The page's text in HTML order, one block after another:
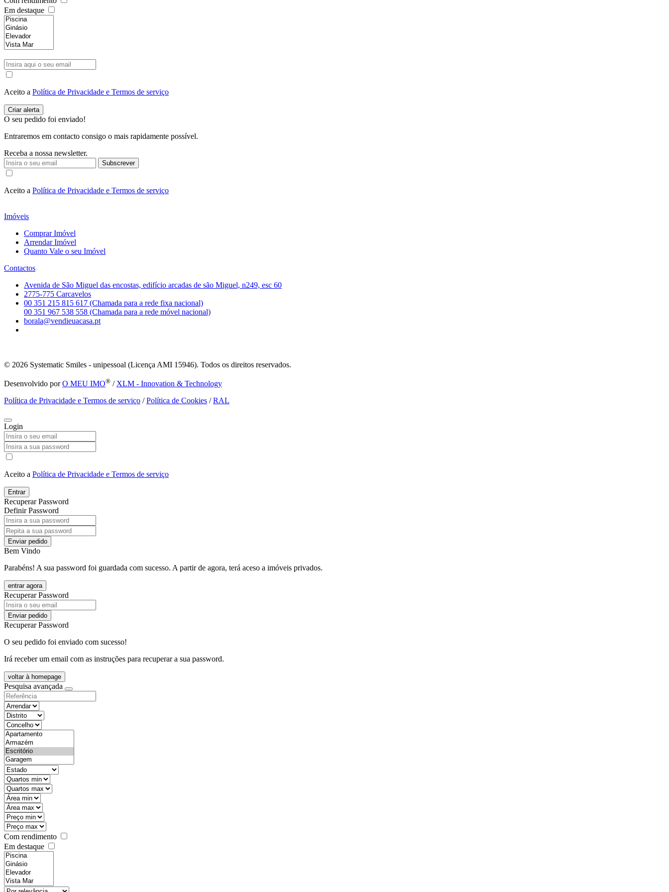
Em destaque
Aceito a Política de Privacidade e Termos de serviço
O seu pedido foi enviado!
Entraremos em contacto consigo o mais rapidamente possível.
Receba a nossa newsletter.
Subscrever
Aceito a Política de Privacidade e Termos de serviço
Imóveis
Comprar Imóvel
Arrendar Imóvel
Quanto Vale o seu Imóvel
Contactos
Avenida de São Miguel das encostas, edifício arcadas de são Miguel, n249, esc 60
2775-775 Carcavelos
00 351 215 815 617 (Chamada para a rede fixa nacional)
00 351 967 538 558 (Chamada para a rede móvel nacional)
borala@vendieuacasa.pt
© 2026 Systematic Smiles - unipessoal (Licença AMI 15946). Todos os direitos reservados.
Desenvolvido porO MEU IMO® / XLM - Innovation & Technology
Política de Privacidade e Termos de serviço /Política de Cookies /RAL
Login
Aceito a Política de Privacidade e Termos de serviço
Entrar
Recuperar Password
Definir Password
Enviar pedido
Bem Vindo
Parabéns! A sua password foi guardada com sucesso. A partir de agora, terá aceso a imóveis privados.
entrar agora
Recuperar Password
Enviar pedido
Recuperar Password
O seu pedido foi enviado com sucesso!
Irá receber um email com as instruções para recuperar a sua password.
voltar à homepage
Pesquisa avançada
objective
districtId
countyId
types
state
mintypo
maxtypo
minarea
maxarea
minprice
maxprice
Com rendimento
Em destaque
features